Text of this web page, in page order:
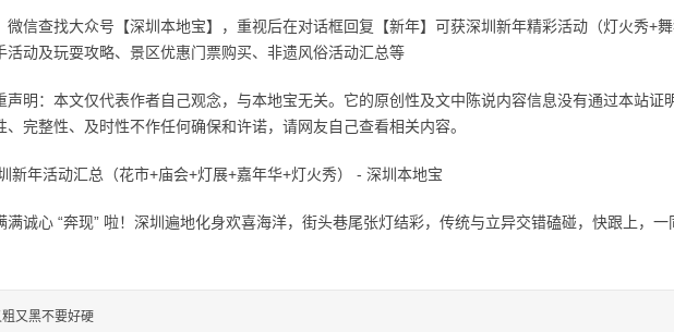
查找大众号【深圳本地宝】，重视后在对话框回复【新年】可获深圳新年精彩活动（灯火秀+舞
活动及玩耍攻略、景区优惠门票购买、非遗风俗活动汇总等
：本文仅代表作者自己观念，与本地宝无关。它的原创性及文中陈说内容信息没有通过本站证
、完整性、及时性不作任何确保和许诺，请网友自己查看相关内容。
年活动汇总（花市+庙会+灯展+嘉年华+灯火秀） - 深圳本地宝
心 “奔现” 啦！深圳遍地化身欢喜海洋，街头巷尾张灯结彩，传统与立异交错磕碰，快跟上，一
粗又黑不要好硬